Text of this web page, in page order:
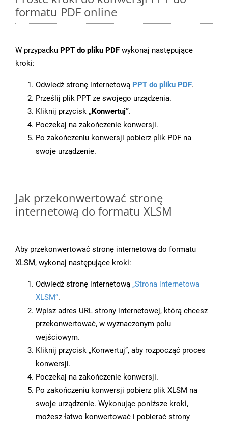
formatu PDF online
W przypadku PPT do pliku PDF wykonaj następujące
kroki:
Odwiedź stronę internetową PPT do pliku PDF.
Prześlij plik PPT ze swojego urządzenia.
Kliknij przycisk „Konwertuj”.
Poczekaj na zakończenie konwersji.
Po zakończeniu konwersji pobierz plik PDF na
swoje urządzenie.
Jak przekonwertować stronę
internetową do formatu XLSM
Aby przekonwertować stronę internetową do formatu
XLSM, wykonaj następujące kroki:
Odwiedź stronę internetową „Strona internetowa
XLSM”.
Wpisz adres URL strony internetowej, którą chcesz
przekonwertować, w wyznaczonym polu
wejściowym.
Kliknij przycisk „Konwertuj”, aby rozpocząć proces
konwersji.
Poczekaj na zakończenie konwersji.
Po zakończeniu konwersji pobierz plik XLSM na
swoje urządzenie. Wykonując poniższe kroki,
możesz łatwo konwertować i pobierać strony